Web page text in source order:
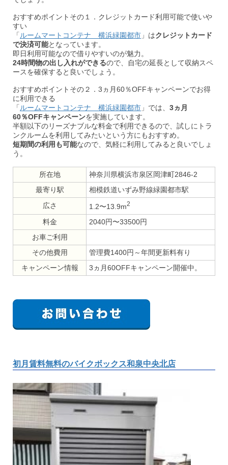
おすすめポイントその１．クレジットカード利用可能で使いや
すい
「 ルームマートコンテナ 横浜緑園都市 」はクレジットカード
で決済可能となっています。
即日利用可能なので借りやすいのが魅力。
24時間物の出し入れができるので、自宅の延長として収納スペ
ースを確保すると良いでしょう。
おすすめポイントその２．3ヵ月60％OFFキャンペーンでお得
に利用できる
「 ルームマートコンテナ 横浜緑園都市 」では、 3ヵ月
60％OFFキャンペーンを実施しています。
半額以下のリーズナブルな料金で利用できるので、試しにトラ
ンクルームを利用してみたいという方にもおすすめ。
短期間の利用も可能なので、気軽に利用してみると良いでしょ
う。
所在地
神奈川県横浜市泉区岡津町2846-2
最寄り駅
相模鉄道いずみ野線緑園都市駅
広さ
1.2〜13.9m2
料金
2040円〜33500円
お車ご利用
その他費用
管理費1400円～年間更新料有り
キャンペーン情報
3ヵ月60OFFキャンペーン開催中。
初月賃料無料のバイクボックス和泉中央北店